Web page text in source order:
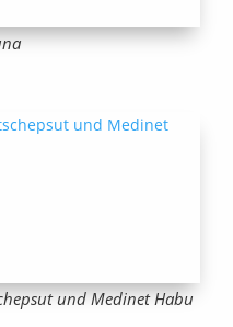
und Medinet Habu